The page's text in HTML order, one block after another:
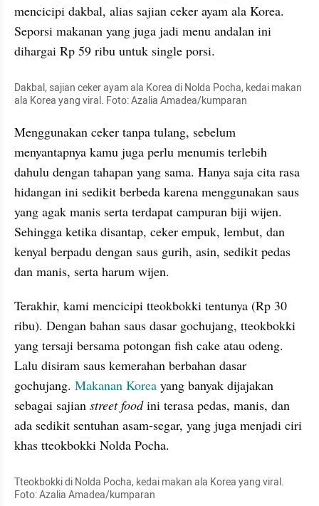
mencicipi dakbal, alias sajian ceker ayam ala Korea.
Seporsi makanan yang juga jadi menu andalan ini
dihargai Rp 59 ribu untuk single porsi.
Dakbal, sajian ceker ayam ala Korea di Nolda Pocha, kedai makan
ala Korea yang viral. Foto: Azalia Amadea/kumparan
Menggunakan ceker tanpa tulang, sebelum
menyantapnya kamu juga perlu menumis terlebih
dahulu dengan tahapan yang sama. Hanya saja cita rasa
hidangan ini sedikit berbeda karena menggunakan saus
yang agak manis serta terdapat campuran biji wijen.
Sehingga ketika disantap, ceker empuk, lembut, dan
kenyal berpadu dengan saus gurih, asin, sedikit pedas
dan manis, serta harum wijen.
Terakhir, kami mencicipi tteokbokki tentunya (Rp 30
ribu). Dengan bahan saus dasar gochujang, tteokbokki
yang tersaji bersama potongan fish cake atau odeng.
Lalu disiram saus kemerahan berbahan dasar
gochujang. Makanan Korea yang banyak dijajakan
sebagai sajian street food ini terasa pedas, manis, dan
ada sedikit sentuhan asam-segar, yang juga menjadi ciri
khas tteokbokki Nolda Pocha.
Tteokbokki di Nolda Pocha, kedai makan ala Korea yang viral.
Foto: Azalia Amadea/kumparan